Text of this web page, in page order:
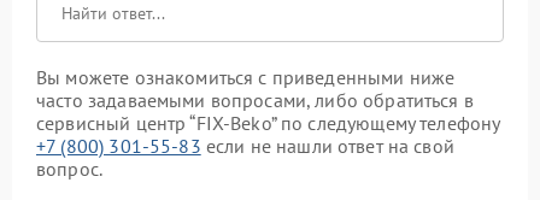
Вы можете ознакомиться с приведенными ниже
часто задаваемыми вопросами, либо обратиться в
сервисный центр “FIX-Beko” по следующему телефону
+7 (800) 301-55-83 если не нашли ответ на свой
вопрос.